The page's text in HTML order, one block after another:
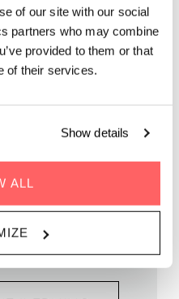
of our site with our social
partners who may combine
provided to them or that
of their services.
Show details
ALL
2025
NU